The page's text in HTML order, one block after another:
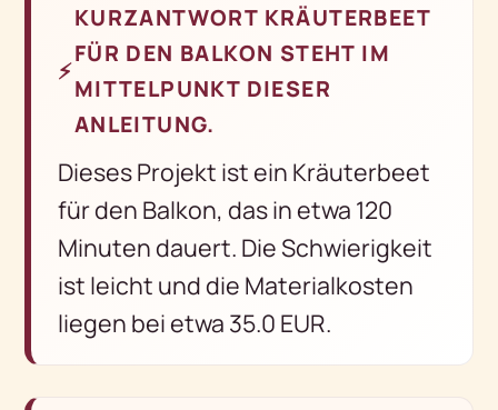
⚡
KURZANTWORT KRÄUTERBEET
FÜR DEN BALKON STEHT IM
MITTELPUNKT DIESER
ANLEITUNG.
Dieses Projekt ist ein Kräuterbeet
für den Balkon, das in etwa 120
Minuten dauert. Die Schwierigkeit
ist leicht und die Materialkosten
liegen bei etwa 35.0 EUR.